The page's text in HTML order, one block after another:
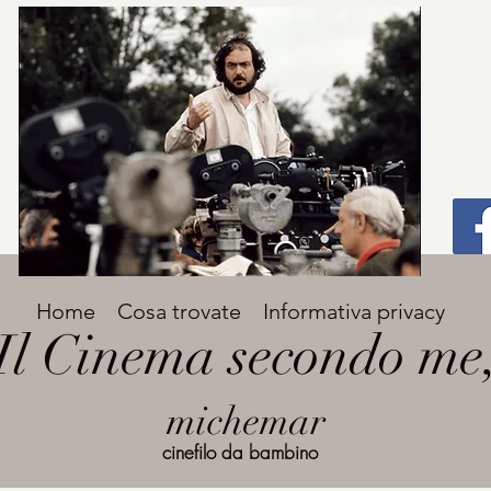
Titolo
grande
Avenir Light una delle font preferite dai
designer. Facile da leggere, viene
utilizzata per titoli e paragrafi.
Cinema secondo
michemar
Home Cosa trovate Informativa privacy
cinefilo da bambino